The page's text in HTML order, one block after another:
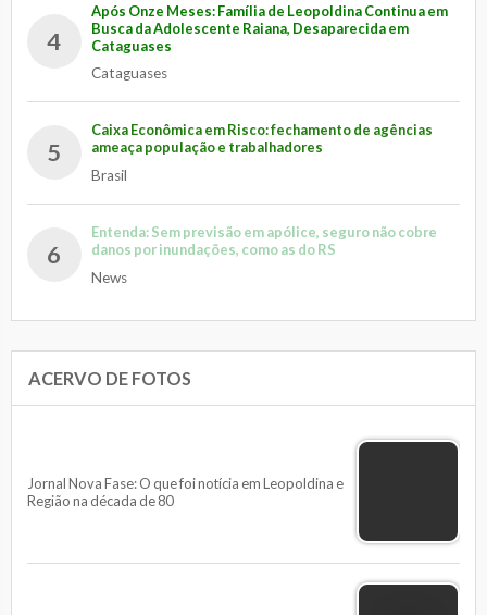
4
Após Onze Meses: Família de Leopoldina Continua em
Busca da Adolescente Raiana, Desaparecida em
Cataguases
Cataguases
5
Caixa Econômica em Risco: fechamento de agências
ameaça população e trabalhadores
Brasil
6
Entenda: Sem previsão em apólice, seguro não cobre
danos por inundações, como as do RS
News
ACERVO DE FOTOS
Jornal Nova Fase: O que foi notícia em Leopoldina e
Região na década de 80